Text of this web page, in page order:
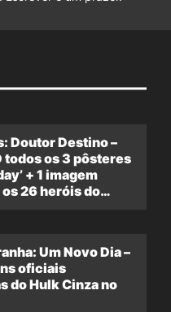
Doutor Destino –
todos os 3 pôsteres
+ 1 imagem
26 heróis do
Um Novo Dia –
oficiais
do Hulk Cinza no